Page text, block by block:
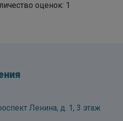
оценок: 1
Ленина, д. 1, 3 этаж